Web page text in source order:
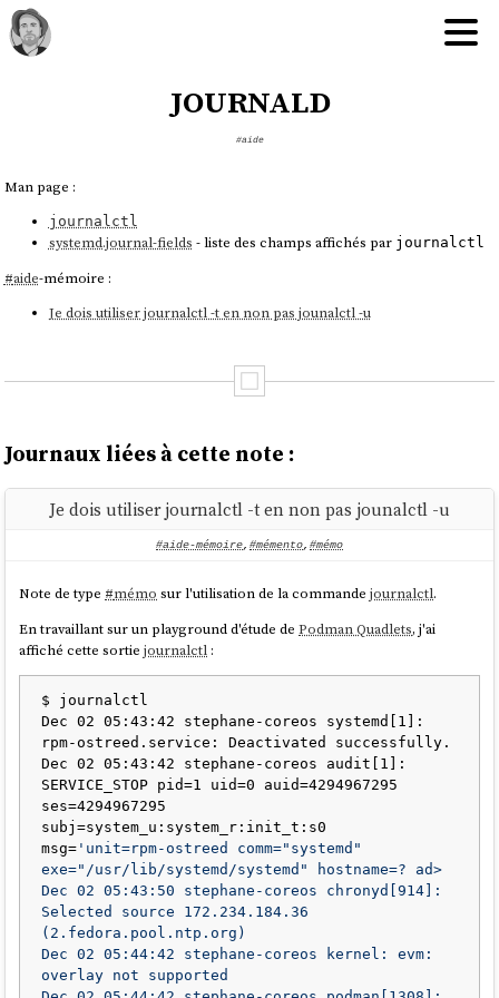
journald
#aide
Man page :
journalctl
systemd.journal-fields - liste des champs affichés par journalctl
#aide-mémoire :
Je dois utiliser journalctl -t en non pas jounalctl -u
Journaux liées à cette note :
Je dois utiliser journalctl -t en non pas jounalctl -u
#aide-mémoire, #mémento, #mémo
Note de type #mémo sur l'utilisation de la commandejournalctl.
En travaillant sur un playground d'étude dePodman Quadlets, j'ai
affiché cette sortiejournalctl :
$ journalctl
Dec 02 05:43:42 stephane-coreos systemd[1]:
rpm-ostreed.service: Deactivated successfully.
Dec 02 05:43:42 stephane-coreos audit[1]:
SERVICE_STOP pid=1 uid=0 auid=4294967295
ses=4294967295
subj=system_u:system_r:init_t:s0
msg= 'unit=rpm-ostreed comm="systemd"
exe="/usr/lib/systemd/systemd" hostname=? ad>
Dec 02 05:43:50 stephane-coreos chronyd[914]:
Selected source 172.234.184.36
(2.fedora.pool.ntp.org)
Dec 02 05:44:42 stephane-coreos kernel: evm:
overlay not supported